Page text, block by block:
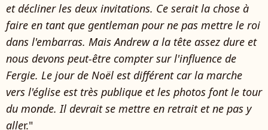
et décliner les deux invitations. Ce serait la chose à
faire en tant que gentleman pour ne pas mettre le roi
dans l'embarras. Mais Andrew a la tête assez dure et
nous devons peut-être compter sur l'influence de
Fergie. Le jour de Noël est différent car la marche
vers l'église est très publique et les photos font le tour
du monde. Il devrait se mettre en retrait et ne pas y
aller."